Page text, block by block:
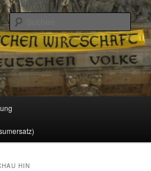
Gesellschaft
HIN